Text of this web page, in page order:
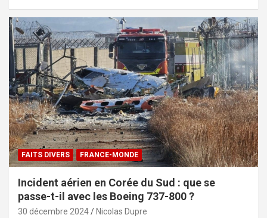
FAITS DIVERS FRANCE-MONDE
Incident aérien en Corée du Sud : que se
passe-t-il avec les Boeing 737-800 ?
30 décembre 2024 Nicolas Dupre